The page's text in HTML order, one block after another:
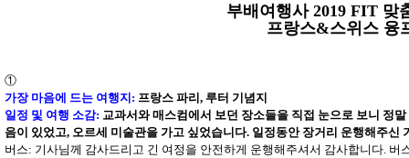
부배여행사 2019 FIT 맞
프랑스&스위스 융
①
가장 마음에 드는 여행지: 프랑스 파리, 루터 기념지
일정 및 여행 소감: 교과서와 매스컴에서 보던 장소들을 직접 눈으로 보니 정
음이 있었고, 오르세 미술관을 가고 싶었습니다. 일정동안 장거리 운행해주
버스: 기사님께 감사드리고 긴 여정을 안전하게 운행해주셔서 감사합니다. 버